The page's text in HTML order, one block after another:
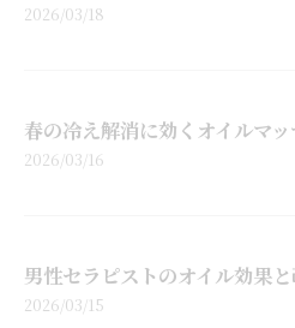
2026/03/18
春の冷え解消に効くオイルマ
2026/03/16
男性セラピストのオイル効果
2026/03/15